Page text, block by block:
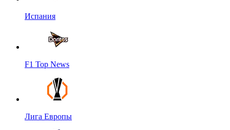
Испания
F1 Top News
Лига Европы